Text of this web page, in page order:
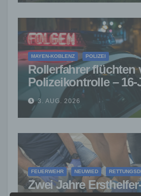
MAYEN-KOBLENZ POLIZEI
Rollerfahrer flüchten
Polizeikontrolle – 16-
nach Verfolgung
3. AUG. 2026
FEUERWEHR NEUWIED
Zwei Jahre